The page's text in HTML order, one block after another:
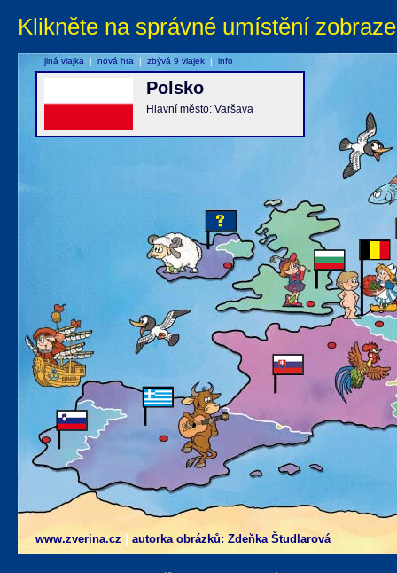
Klikněte na správné umístění
www.zverina.cz autorka obrázků: Zdeňka Študlarová
Polsko
Hlavní město: Varšava
jiná vlajka | nová hra | zbývá 9 vlajek | info